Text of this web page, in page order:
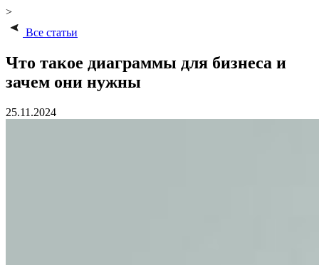
>
Все статьи
Что такое диаграммы для бизнеса и
зачем они нужны
25.11.2024